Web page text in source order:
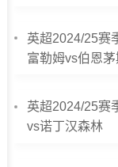
英超2024/25赛
富勒姆vs伯恩茅
英超2024/25赛
vs诺丁汉森林